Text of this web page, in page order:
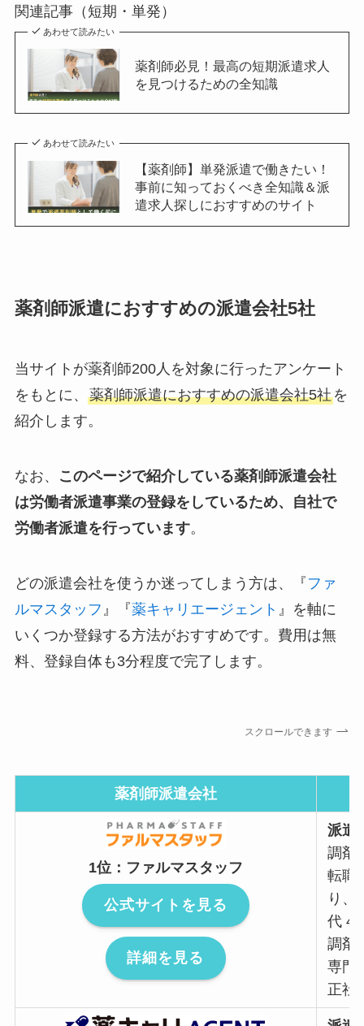
関連記事（短期・単発）
あわせて読みたい
薬剤師必見！最高の短期派遣求人
を見つけるための全知識
あわせて読みたい
【薬剤師】単発派遣で働きたい！
事前に知っておくべき全知識＆派
遣求人探しにおすすめのサイト
薬剤師派遣におすすめの派遣会社5社
当サイトが薬剤師200人を対象に行ったアンケート
をもとに、 薬剤師派遣におすすめの派遣会社5社を
紹介します。
なお、
このページで紹介している薬剤師派遣会社
は労働者派遣事業の登録をしているため、自社で
労働者派遣を行っています。
どの派遣会社を使うか迷ってしまう方は、『 ファ
ルマスタッフ 』『薬キャリエージェント 』を軸に
いくつか登録する方法がおすすめです。費用は無
料、登録自体も3分程度で完了します。
スクロールできます
薬剤師派遣会社
1位：ファルマスタッフ
公式サイトを見る
詳細を見る
派遣
調剤
転職
り、
代
調剤
専門
正社